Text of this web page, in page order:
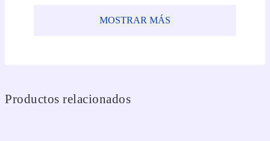
MOSTRAR MÁS
Productos relacionados